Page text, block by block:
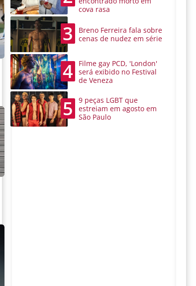
cova rasa
3
Breno Ferreira fala sobre
cenas de nudez em série
4
Filme gay PCD, 'London'
será exibido no Festival
de Veneza
5
9 peças LGBT que
estreiam em agosto em
São Paulo